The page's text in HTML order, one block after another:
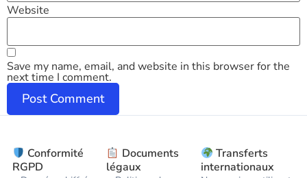
Website
Save my name, email, and website in this browser for the
next time I comment.
Conformité
RGPD
Documents
légaux
Transferts
internationaux